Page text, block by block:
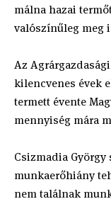
málna hazai
valószínűleg meg
Az
kilencvenes évek
termett évente
mennyiség mára
Csizmadia
munkaerőhiány
nem találnak